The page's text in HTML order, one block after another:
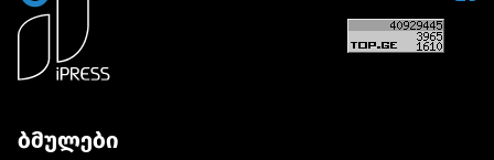
ბმულები